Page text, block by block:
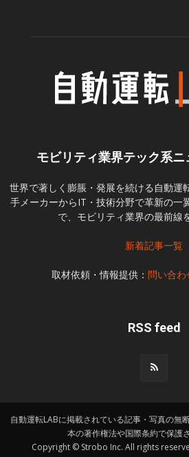
モビリティ業界テック系
世界で著しく膨脹・発展を続ける自動運
手メーカーからIT・技術分野で革新の一
で、モビリティ業界の最前線
新着記事一覧
取材依頼・情報提供： 問い合
RSS feed
自動運転LABに掲載されている記事・写真の無
本の著作権法や国際条約で保護
Copyright © Strobo Inc. All rights